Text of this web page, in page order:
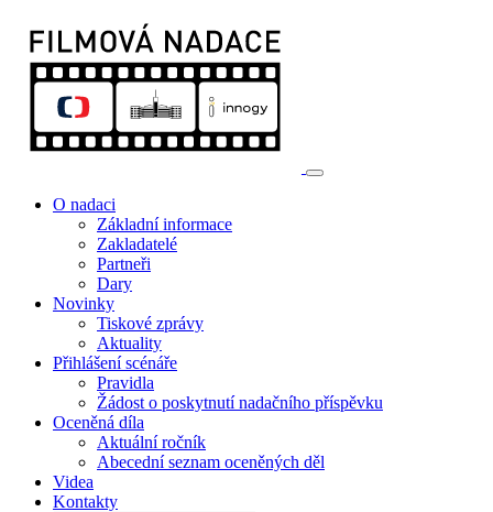
O nadaci
Základní informace
Zakladatelé
Partneři
Dary
Novinky
Tiskové zprávy
Aktuality
Přihlášení scénáře
Pravidla
Žádost o poskytnutí nadačního příspěvku
Oceněná díla
Aktuální ročník
Abecední seznam oceněných děl
Videa
Kontakty